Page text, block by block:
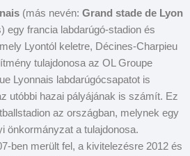
(más nevén: Grand stade de Lyon
egy francia labdarúgó-stadion és
Lyontól keletre, Décines-Charpieu
tulajdonosa az OL Groupe
Lyonnais labdarúgócsapatot is
utóbbi hazai pályájának is számít. Ez
az országban, melynek egy
önkormányzat a tulajdonosa.
ben merült fel, a kivitelezésre 2012 és